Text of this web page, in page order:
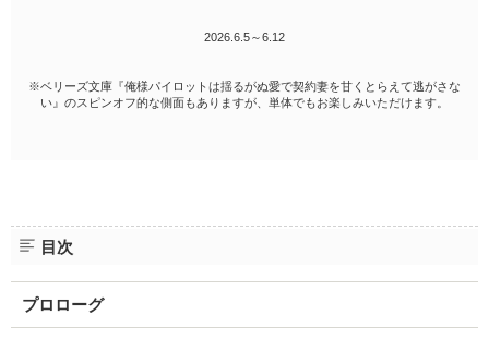
2026.6.5～6.12
※ベリーズ文庫『俺様パイロットは揺るがぬ愛で契約妻を甘くとらえて逃がさな
い』のスピンオフ的な側面もありますが、単体でもお楽しみいただけます。
目次
プロローグ